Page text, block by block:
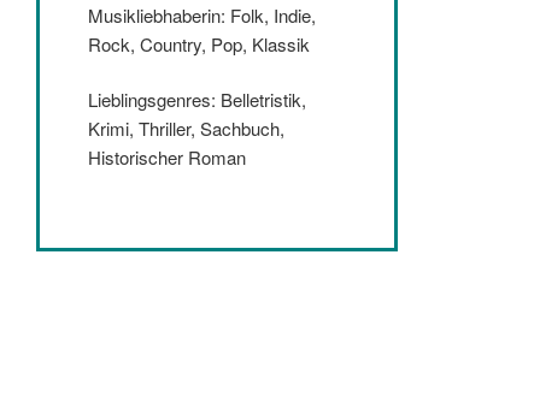
Musikliebhaberin: Folk, Indie,
Rock, Country, Pop, Klassik
Lieblingsgenres: Belletristik,
Krimi, Thriller, Sachbuch,
Historischer Roman